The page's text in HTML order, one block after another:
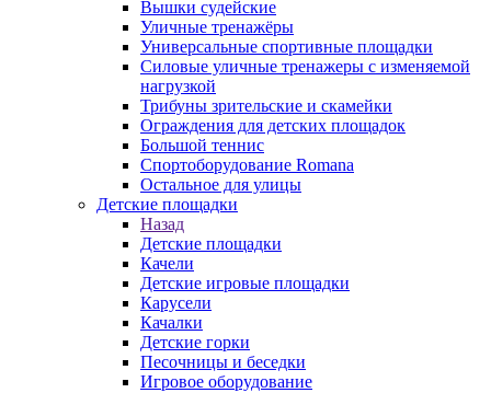
Вышки судейские
Уличные тренажёры
Универсальные спортивные площадки
Силовые уличные тренажеры с изменяемой
нагрузкой
Трибуны зрительские и скамейки
Ограждения для детских площадок
Большой теннис
Спортоборудование Romana
Остальное для улицы
Детские площадки
Назад
Детские площадки
Качели
Детские игровые площадки
Карусели
Качалки
Детские горки
Песочницы и беседки
Игровое оборудование